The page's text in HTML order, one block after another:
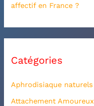
affectif en France ?
Catégories
Aphrodisiaque naturels
Attachement Amoureux